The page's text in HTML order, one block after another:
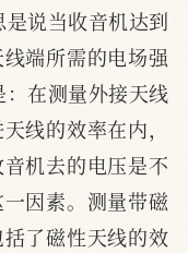
说当收音机达到
端所需的电场强
在测量外接天线
线的效率在内，
机去的电压是不
因素。测量带磁
了磁性天线的效